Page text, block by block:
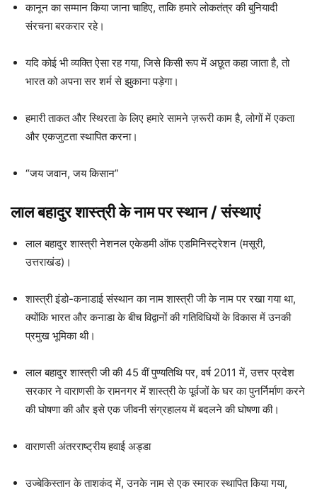
कानून का सम्‍मान किया जाना चाहिए, ताकि हमारे लोकतंत्र की बुनियादी
संरचना बरकरार रहे।
यदि कोई भी व्‍यक्ति ऐसा रह गया, जिसे किसी रूप में अछूत कहा जाता है, तो
भारत को अपना सर शर्म से झुकाना पड़ेगा।
हमारी ताकत और स्थिरता के लिए हमारे सामने ज़रूरी काम है, लोगों में एकता
और एकजुटता स्‍थापित करना।
“जय जवान, जय किसान”
लाल बहादुर शास्त्री के नाम पर स्थान / संस्थाएं
लाल बहादुर शास्त्री नेशनल एकेडमी ऑफ एडमिनिस्ट्रेशन (मसूरी,
उत्तराखंड)।
शास्त्री इंडो-कनाडाई संस्थान का नाम शास्त्री जी के नाम पर रखा गया था,
क्योंकि भारत और कनाडा के बीच विद्वानों की गतिविधियों के विकास में उनकी
प्रमुख भूमिका थी।
लाल बहादुर शास्त्री जी की 45 वीं पुण्यतिथि पर, वर्ष 2011 में, उत्तर प्रदेश
सरकार ने वाराणसी के रामनगर में शास्त्री के पूर्वजों के घर का पुनर्निर्माण करने
की घोषणा की और इसे एक जीवनी संग्रहालय में बदलने की घोषणा की।
वाराणसी अंतरराष्ट्रीय हवाई अड्डा
उज्बेकिस्तान के ताशकंद में, उनके नाम से एक स्मारक स्थापित किया गया,